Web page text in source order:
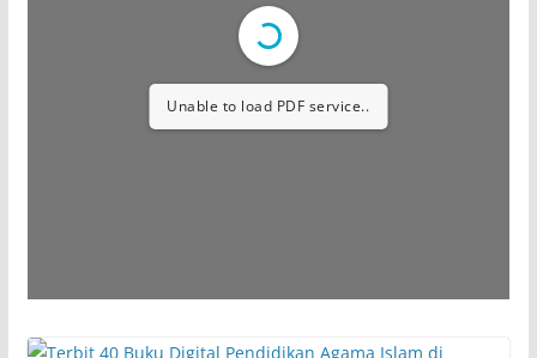
Unable to load PDF service..